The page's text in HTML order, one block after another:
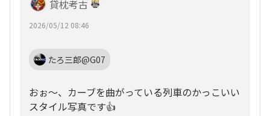
貸枕考古
2026/05/12 08:46
たろ三郎@G07
おぉ～、カーブを曲がっている列車のかっこいい
スタイル写真です👍️